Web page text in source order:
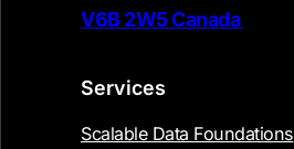
V6B 2W5 Canada
Services
Scalable Data Foundations